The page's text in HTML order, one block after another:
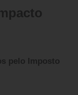
pelo Imposto